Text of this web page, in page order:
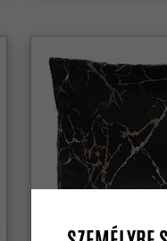
-50%